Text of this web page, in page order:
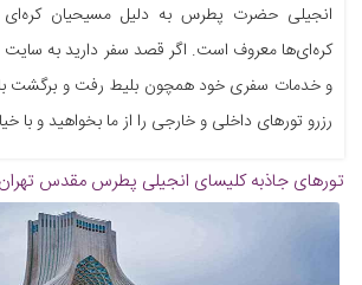
انجیلی حضرت پطرس به دلیل مسیحیان کره‌ای
کره‌ای‌ها معروف است. اگر قصد سفر دارید به سایت
و خدمات سفری خود همچون بلیط رفت و برگشت با
رزرو تورهای داخلی و خارجی را از ما بخواهید و با
تورهای جاذبه کلیسای انجیلی پطرس مقدس تهران